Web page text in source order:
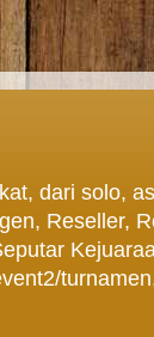
dari solo,
Reseller,